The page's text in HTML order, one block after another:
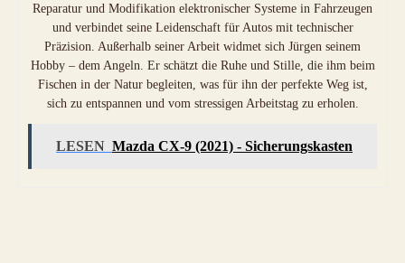
Reparatur und Modifikation elektronischer Systeme in Fahrzeugen
und verbindet seine Leidenschaft für Autos mit technischer
Präzision. Außerhalb seiner Arbeit widmet sich Jürgen seinem
Hobby – dem Angeln. Er schätzt die Ruhe und Stille, die ihm beim
Fischen in der Natur begleiten, was für ihn der perfekte Weg ist,
sich zu entspannen und vom stressigen Arbeitstag zu erholen.
LESEN Mazda CX-9 (2021) - Sicherungskasten